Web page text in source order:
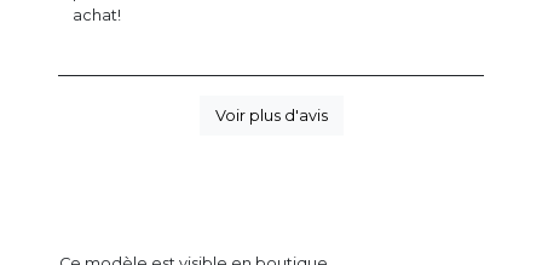
achat!
Voir plus d'avis